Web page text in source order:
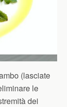
(lasciate
le
dei